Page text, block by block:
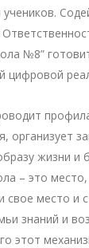
№8”
цифровой
организует
жизни и
– это
свое место и
знаний и
этот